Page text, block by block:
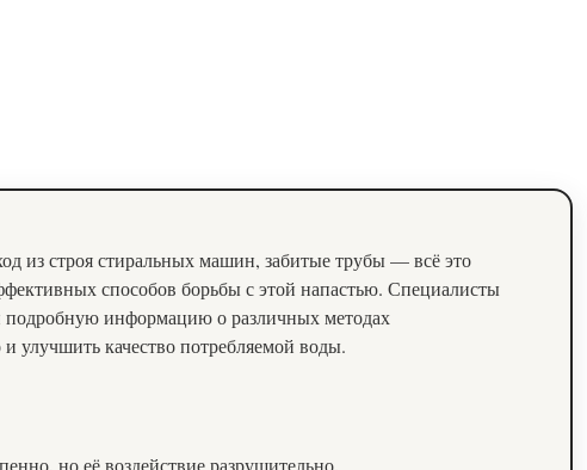
из строя стиральных машин, забитые трубы — всё это
способов борьбы с этой напастью. Специалисты
подробную информацию о различных методах
улучшить качество потребляемой воды.
но её воздействие разрушительно.